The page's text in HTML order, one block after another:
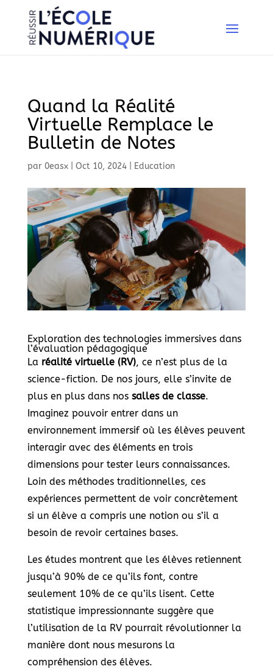
Quand la Réalité
Virtuelle Remplace le
Bulletin de Notes
par 0easx| Oct 10, 2024| Education
Exploration des technologies immersives dans
l’évaluation pédagogique
La réalité virtuelle (RV), ce n’est plus de la
science-fiction. De nos jours, elle s’invite de
plus en plus dans nos salles de classe.
Imaginez pouvoir entrer dans un
environnement immersif où les élèves peuvent
interagir avec des éléments en trois
dimensions pour tester leurs connaissances.
Loin des méthodes traditionnelles, ces
expériences permettent de voir concrètement
si un élève a compris une notion ou s’il a
besoin de revoir certaines bases.
Les études montrent que les élèves retiennent
jusqu’à 90% de ce qu’ils font, contre
seulement 10% de ce qu’ils lisent. Cette
statistique impressionnante suggère que
l’utilisation de la RV pourrait révolutionner la
manière dont nous mesurons la
compréhension des élèves.